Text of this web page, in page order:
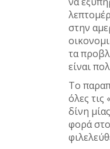
στην
τα
είναι
Το
όλες τις
δίνη
φορά στο